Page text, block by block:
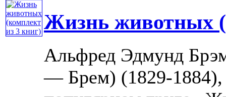
Жизнь животных
Альфред Эдмунд
— Брем) (1829-1884),